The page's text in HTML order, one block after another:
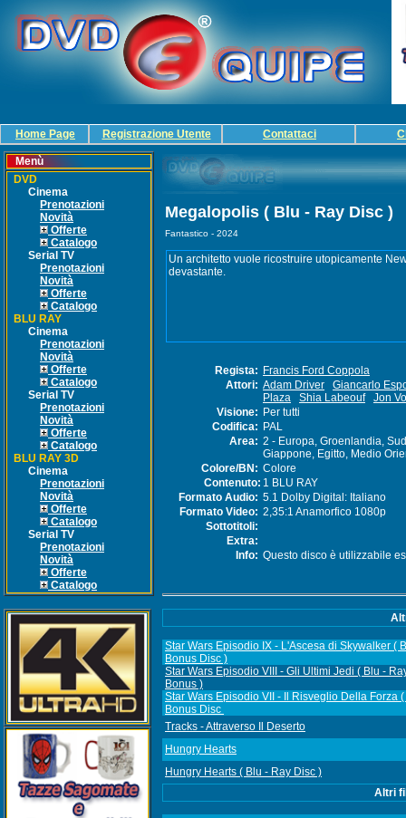
Home Page Registrazione Utente Contattaci
Menù
DVD
Cinema
Prenotazioni
Novità
Offerte
Catalogo
Serial TV
Prenotazioni
Novità
Offerte
Catalogo
BLU RAY
Cinema
Prenotazioni
Novità
Offerte
Catalogo
Serial TV
Prenotazioni
Novità
Offerte
Catalogo
BLU RAY 3D
Cinema
Prenotazioni
Novità
Offerte
Catalogo
Serial TV
Prenotazioni
Novità
Offerte
Catalogo
Megalopolis ( Blu - Ray Disc )
Fantastico - 2024
Regista: Francis Ford Coppola
Attori: Adam Driver
Giancarlo
Plaza
Shia Labeouf
Jon
Visione: Per tutti
Codifica: PAL
Area: 2 - Europa, Groenlandia,
Giappone, Egitto, Medio
Colore/BN: Colore
Contenuto: 1 BLU RAY
Formato Audio: 5.1 Dolby Digital: Italiano
Formato Video: 2,35:1 Anamorfico 1080p
Sottotitoli:
Extra:
Info: Questo disco è utilizzabile
Star Wars Episodio IX - L'Ascesa di Skywalker (
Bonus Disc )
Star Wars Episodio VIII - Gli Ultimi Jedi ( Blu -
Bonus )
Star Wars Episodio VII - Il Risveglio Della Forza
Bonus Disc
Tracks - Attraverso Il Deserto
Hungry Hearts
Hungry Hearts ( Blu - Ray Disc )
Altri